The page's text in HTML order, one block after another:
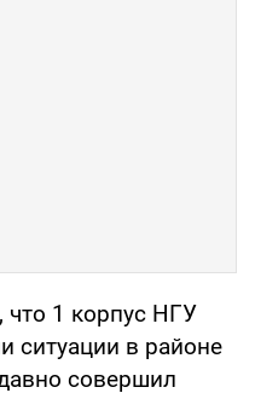
что 1 корпус НГУ
ситуации в районе
совершил